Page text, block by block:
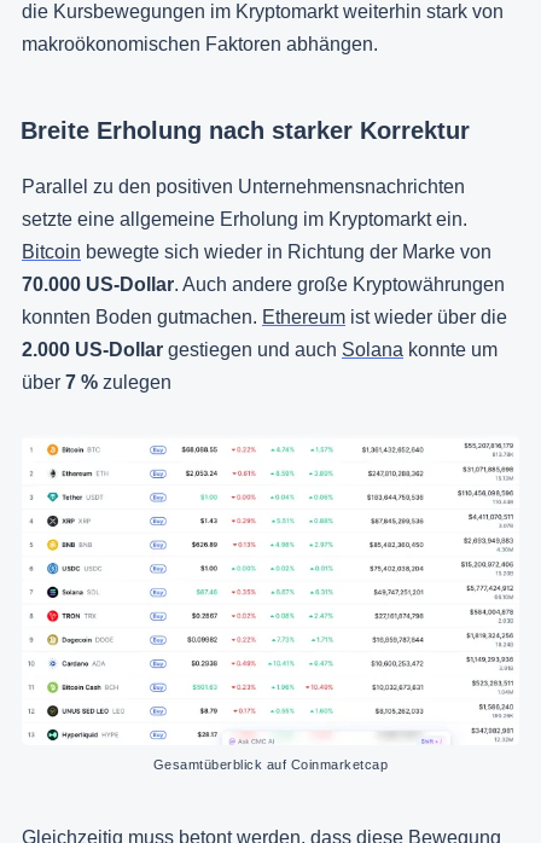
die Kursbewegungen im Kryptomarkt weiterhin stark von
makroökonomischen Faktoren abhängen.
Breite Erholung nach starker Korrektur
Parallel zu den positiven Unternehmensnachrichten
setzte eine allgemeine Erholung im Kryptomarkt ein.
Bitcoin bewegte sich wieder in Richtung der Marke von
70.000 US-Dollar. Auch andere große Kryptowährungen
konnten Boden gutmachen. Ethereum ist wieder über die
2.000 US-Dollar gestiegen und auch Solana konnte um
über 7 % zulegen
Gesamtüberblick auf Coinmarketcap
Gleichzeitig muss betont werden, dass diese Bewegung